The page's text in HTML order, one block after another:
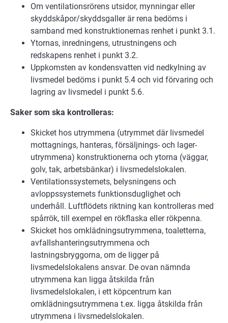
Om ventilationsrörens utsidor, mynningar eller
skyddskåpor/skyddsgaller är rena bedöms i
samband med konstruktionernas renhet i punkt 3.1.
Ytornas, inredningens, utrustningens och
redskapens renhet i punkt 3.2.
Uppkomsten av kondensvatten vid nedkylning av
livsmedel bedöms i punkt 5.4 och vid förvaring och
lagring av livsmedel i punkt 5.6.
Saker som ska kontrolleras:
Skicket hos utrymmena (utrymmet där livsmedel
mottagnings, hanteras, försäljnings- och lager-
utrymmena) konstruktionerna och ytorna (väggar,
golv, tak, arbetsbänkar) i livsmedelslokalen.
Ventilationssystemets, belysningens och
avloppssystemets funktionsduglighet och
underhåll. Luftflödets riktning kan kontrolleras med
spårrök, till exempel en rökflaska eller rökpenna.
Skicket hos omklädningsutrymmena, toaletterna,
avfallshanteringsutrymmena och
lastningsbryggorna, om de ligger på
livsmedelslokalens ansvar. De ovan nämnda
utrymmena kan ligga åtskilda från
livsmedelslokalen, i ett köpcentrum kan
omklädningsutrymmena t.ex. ligga åtskilda från
utrymmena i livsmedelslokalen.